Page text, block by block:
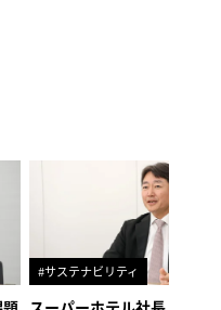
#サステナビリティ